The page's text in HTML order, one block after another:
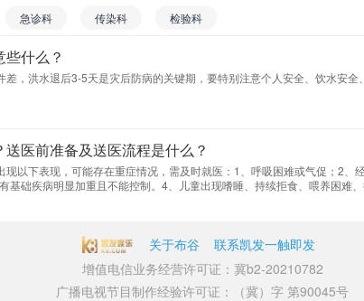
放射治疗科
药剂科 其他
急诊科 传染科 检验科
什么？
差，洪水退后3-5天是灾后防病的关键期，要特别注意个人安全、饮水安
医前准备及送医流程是什么？
现以下表现，可能存在重症情况，需及时就医：1、呼吸困难或气促；2、
础疾病明显加重且不能控制。4、儿童出现嗜睡、持续拒食、喂养困难、
关于布谷
联系凯发一触即发
增值电信业务经营许可证：冀b2-20210782
广播电视节目制作经验许可证：（冀）字 第90045号